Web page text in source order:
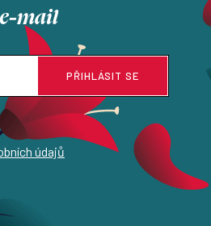
mail
údajů
PŘIHLÁSIT SE